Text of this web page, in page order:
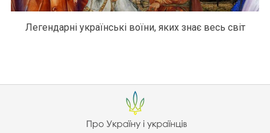
Легендарні українські воїни, яких знає весь світ